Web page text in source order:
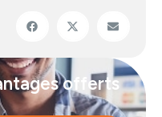
offerts